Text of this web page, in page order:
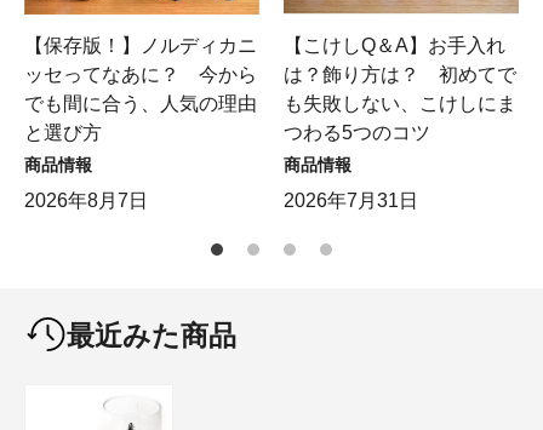
【保存版！】ノルディカニ
ッセってなあに？ 今から
でも間に合う、人気の理由
と選び方
商品情報
2026年8月7日
【こけしQ＆A】お手入れ
は？飾り方は？ 初めてで
も失敗しない、こけしにま
つわる5つのコツ
商品情報
2026年7月31日
最近みた商品